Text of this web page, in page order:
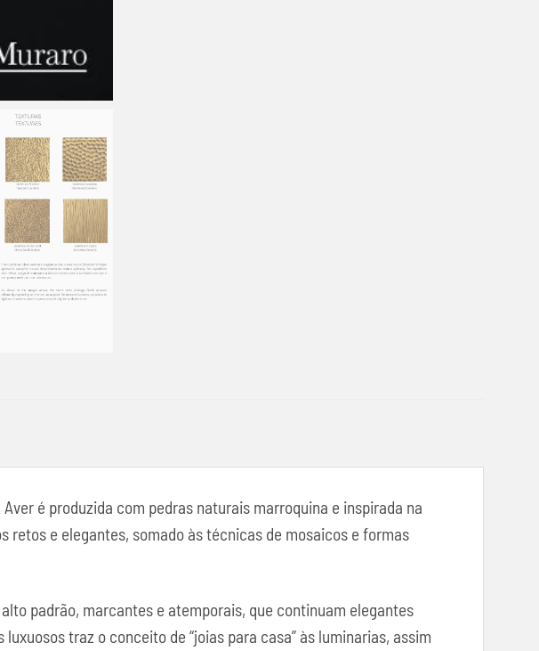
é produzida com pedras naturais marroquina e inspirada na
e elegantes, somado às técnicas de mosaicos e formas
padrão, marcantes e atemporais, que continuam elegantes
traz o conceito de “joias para casa” às luminarias, assim